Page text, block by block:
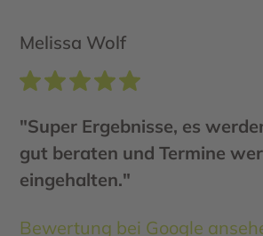
Melissa Wolf
"Super Ergebnisse, es
gut beraten und Termine
eingehalten."
Bewertung bei Google